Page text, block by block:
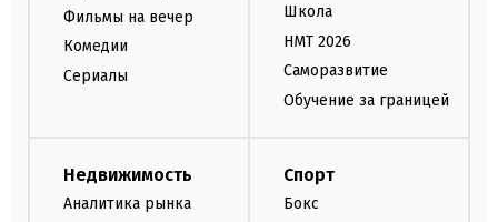
Фильмы на вечер
Комедии
Сериалы
Школа
НМТ 2026
Саморазвитие
Обучение за границей
Недвижимость
Аналитика рынка
Спорт
Бокс